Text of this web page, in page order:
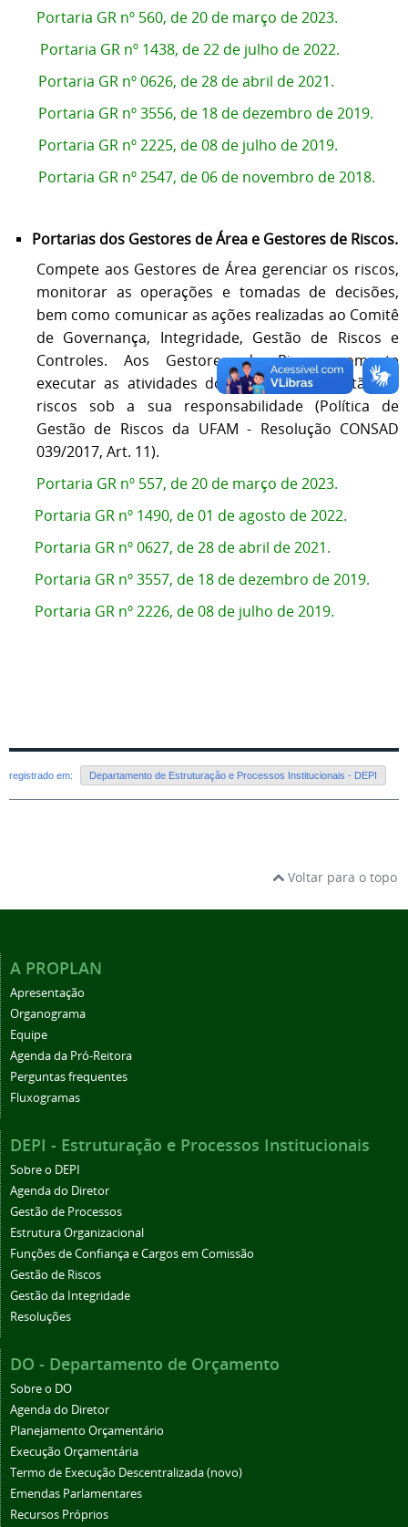
Portaria GR nº 560, de 20 de março de 2023.
Portaria GR nº 1438, de 22 de julho de 2022.
Portaria GR nº 0626, de 28 de abril de 2021.
Portaria GR nº 3556, de 18 de dezembro de 2019.
Portaria GR nº 2225, de 08 de julho de 2019.
Portaria GR nº 2547, de 06 de novembro de 2018.
Portarias dos Gestores de Área e Gestores de Riscos.
Compete aos Gestores de Área gerenciar os riscos,
monitorar as operações e tomadas de decisões,
bem como comunicar as ações realizadas ao Comitê
de Governança, Integridade, Gestão de Riscos e
Controles. Aos Gestores de Riscos compete
executar as atividades do processo de gestão de
riscos sob a sua responsabilidade (Política de
Gestão de Riscos da UFAM - Resolução CONSAD
039/2017, Art. 11).
Portaria GR nº 557, de 20 de março de 2023.
Portaria GR nº 1490, de 01 de agosto de 2022.
Portaria GR nº 0627, de 28 de abril de 2021.
Portaria GR nº 3557, de 18 de dezembro de 2019.
Portaria GR nº 2226, de 08 de julho de 2019.
registrado em: Departamento de Estruturação e Processos Institucionais - DEPI
Voltar para o topo
A PROPLAN
Apresentação
Organograma
Equipe
Agenda da Pró-Reitora
Perguntas frequentes
Fluxogramas
DEPI - Estruturação e Processos Institucionais
Sobre o DEPI
Agenda do Diretor
Gestão de Processos
Estrutura Organizacional
Funções de Confiança e Cargos em Comissão
Gestão de Riscos
Gestão da Integridade
Resoluções
DO - Departamento de Orçamento
Sobre o DO
Agenda do Diretor
Planejamento Orçamentário
Execução Orçamentária
Termo de Execução Descentralizada (novo)
Emendas Parlamentares
Recursos Próprios